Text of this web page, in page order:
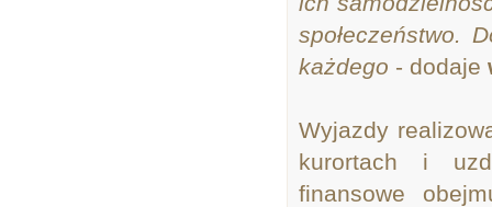
społeczeństwo.
każdego - dodaje
Wyjazdy
kurortach i
finansowe